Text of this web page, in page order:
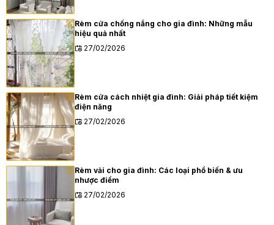
Rèm cửa chống nắng cho gia đình: Những mẫu
hiệu quả nhất
27/02/2026
Rèm cửa cách nhiệt gia đình: Giải pháp tiết kiệm
điện năng
27/02/2026
Rèm vải cho gia đình: Các loại phổ biến & ưu
nhược điểm
27/02/2026